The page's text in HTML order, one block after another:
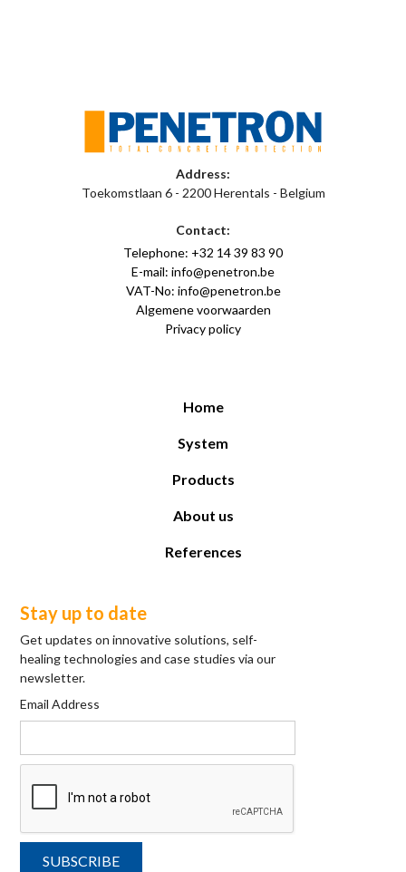
Address:
Toekomstlaan 6 - 2200 Herentals - Belgium
Contact:
Telephone: +32 14 39 83 90
E-mail: info@penetron.be
VAT-No: info@penetron.be
Algemene voorwaarden
Privacy policy
Home
System
Products
About us
References
Stay up to date
Get updates on innovative solutions, self-
healing technologies and case studies via our
newsletter.
Email Address